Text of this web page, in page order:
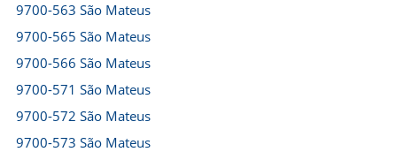
9700-563 São Mateus
9700-565 São Mateus
9700-566 São Mateus
9700-571 São Mateus
9700-572 São Mateus
9700-573 São Mateus